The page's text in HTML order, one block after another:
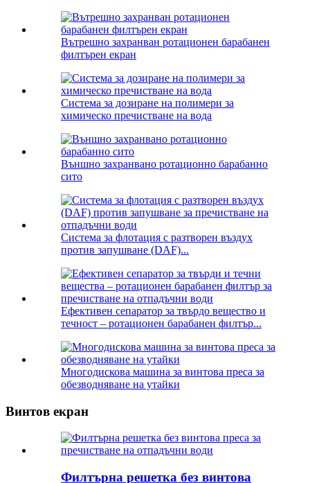
Вътрешно захранван ротационен барабанен
филтърен екран
Система за дозиране на полимери за
химическо пречистване на вода
Външно захранвано ротационно барабанно
сито
Система за флотация с разтворен въздух
против запушване (DAF)...
Ефективен сепаратор за твърдо вещество и
течност – ротационен барабанен филтър...
Многодискова машина за винтова преса за
обезводняване на утайки
Винтов екран
Филтърна решетка без винтова